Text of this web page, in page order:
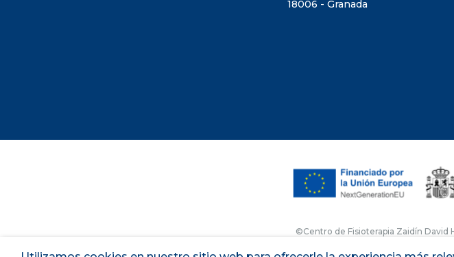
18006 - Granada
©Centro de Fisioterapia Zaidín David